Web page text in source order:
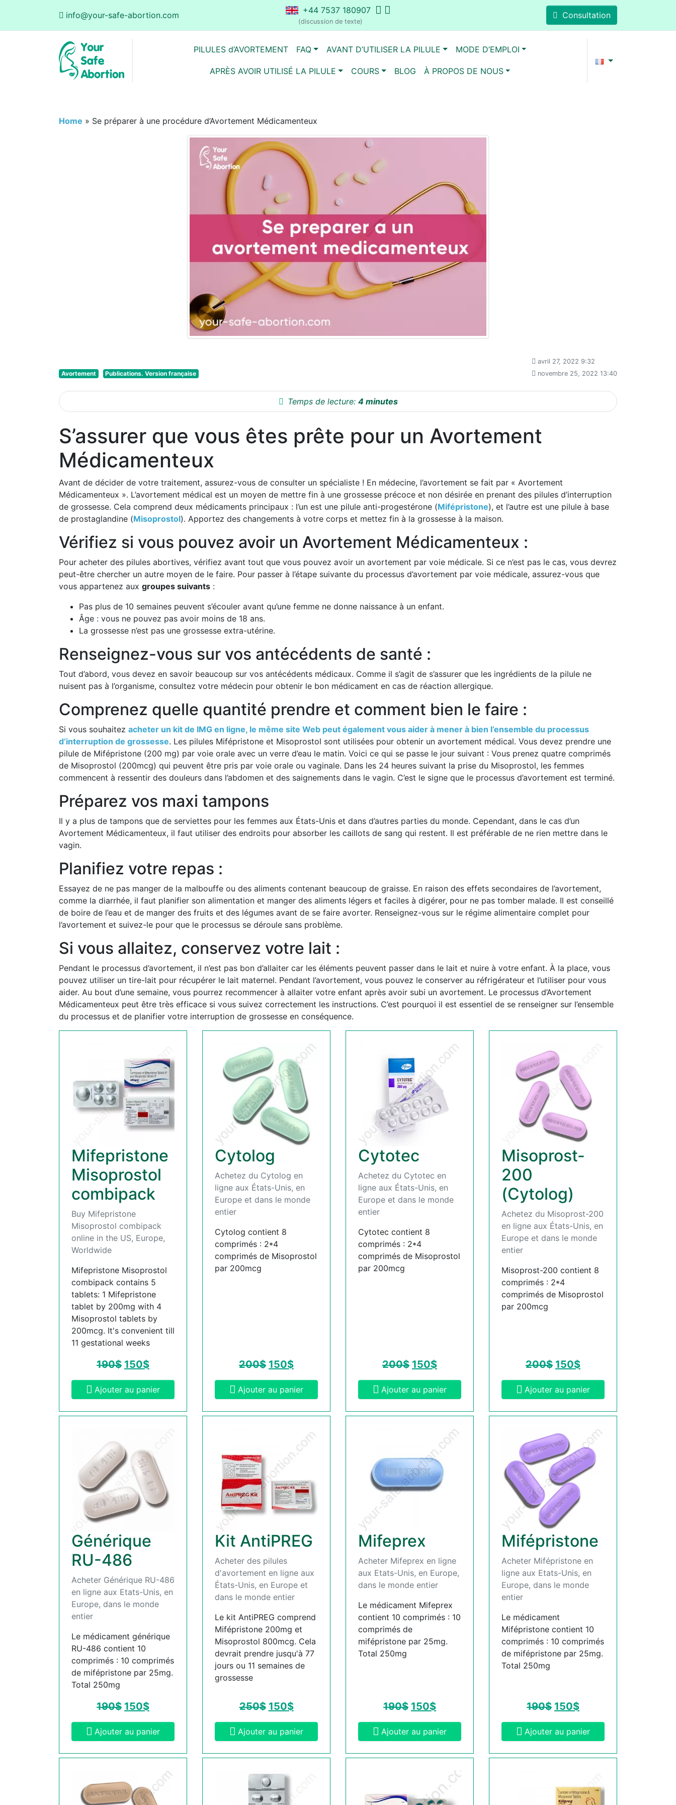
info@your-safe-abortion.com +44 7537 180907
(discussion de texte)
Consultation
PILULES d’AVORTEMENT FAQ AVANT D’UTILISER LA PILULE MODE D’EMPLOI
APRÈS AVOIR UTILISÉ LA PILULE COURS BLOG À PROPOS DE NOUS
Home » Se préparer à une procédure d’Avortement Médicamenteux
Avortement Publications. Version française
avril 27, 2022 9:32
novembre 25, 2022 13:40
Temps de lecture: 4 minutes
S’assurer que vous êtes prête pour un Avortement
Médicamenteux
Avant de décider de votre traitement, assurez-vous de consulter un spécialiste ! En médecine, l’avortement se fait par « Avortement
Médicamenteux ». L’avortement médical est un moyen de mettre fin à une grossesse précoce et non désirée en prenant des pilules d’interruption
de grossesse. Cela comprend deux médicaments principaux : l’un est une pilule anti-progestérone (Mifépristone), et l’autre est une pilule à base
de prostaglandine (Misoprostol). Apportez des changements à votre corps et mettez fin à la grossesse à la maison.
Vérifiez si vous pouvez avoir un Avortement Médicamenteux :
Pour acheter des pilules abortives, vérifiez avant tout que vous pouvez avoir un avortement par voie médicale. Si ce n’est pas le cas, vous devrez
peut-être chercher un autre moyen de le faire. Pour passer à l’étape suivante du processus d’avortement par voie médicale, assurez-vous que
vous appartenez aux groupes suivants :
Pas plus de 10 semaines peuvent s’écouler avant qu’une femme ne donne naissance à un enfant.
Âge : vous ne pouvez pas avoir moins de 18 ans.
La grossesse n’est pas une grossesse extra-utérine.
Renseignez-vous sur vos antécédents de santé :
Tout d’abord, vous devez en savoir beaucoup sur vos antécédents médicaux. Comme il s’agit de s’assurer que les ingrédients de la pilule ne
nuisent pas à l’organisme, consultez votre médecin pour obtenir le bon médicament en cas de réaction allergique.
Comprenez quelle quantité prendre et comment bien le faire :
Si vous souhaitez acheter un kit de IMG en ligne, le même site Web peut également vous aider à mener à bien l’ensemble du processus
d’interruption de grossesse. Les pilules Mifépristone et Misoprostol sont utilisées pour obtenir un avortement médical. Vous devez prendre une
pilule de Mifépristone (200 mg) par voie orale avec un verre d’eau le matin. Voici ce qui se passe le jour suivant : Vous prenez quatre comprimés
de Misoprostol (200mcg) qui peuvent être pris par voie orale ou vaginale. Dans les 24 heures suivant la prise du Misoprostol, les femmes
commencent à ressentir des douleurs dans l’abdomen et des saignements dans le vagin. C’est le signe que le processus d’avortement est terminé.
Préparez vos maxi tampons
Il y a plus de tampons que de serviettes pour les femmes aux États-Unis et dans d’autres parties du monde. Cependant, dans le cas d’un
Avortement Médicamenteux, il faut utiliser des endroits pour absorber les caillots de sang qui restent. Il est préférable de ne rien mettre dans le
vagin.
Planifiez votre repas :
Essayez de ne pas manger de la malbouffe ou des aliments contenant beaucoup de graisse. En raison des effets secondaires de l’avortement,
comme la diarrhée, il faut planifier son alimentation et manger des aliments légers et faciles à digérer, pour ne pas tomber malade. Il est conseillé
de boire de l’eau et de manger des fruits et des légumes avant de se faire avorter. Renseignez-vous sur le régime alimentaire complet pour
l’avortement et suivez-le pour que le processus se déroule sans problème.
Si vous allaitez, conservez votre lait :
Pendant le processus d’avortement, il n’est pas bon d’allaiter car les éléments peuvent passer dans le lait et nuire à votre enfant. À la place, vous
pouvez utiliser un tire-lait pour récupérer le lait maternel. Pendant l’avortement, vous pouvez le conserver au réfrigérateur et l’utiliser pour vous
aider. Au bout d’une semaine, vous pourrez recommencer à allaiter votre enfant après avoir subi un avortement. Le processus d’Avortement
Médicamenteux peut être très efficace si vous suivez correctement les instructions. C’est pourquoi il est essentiel de se renseigner sur l’ensemble
du processus et de planifier votre interruption de grossesse en conséquence.
Mifepristone
Misoprostol
combipack
Buy Mifepristone
Misoprostol combipack
online in the US, Europe,
Worldwide
Mifepristone Misoprostol
combipack contains 5
tablets: 1 Mifepristone
tablet by 200mg with 4
Misoprostol tablets by
200mcg. It's convenient till
11 gestational weeks
190$ 150$
Ajouter au panier
Cytolog
Achetez du Cytolog en
ligne aux États-Unis, en
Europe et dans le monde
entier
Cytolog contient 8
comprimés : 2*4
comprimés de Misoprostol
par 200mcg
200$ 150$
Ajouter au panier
Cytotec
Achetez du Cytotec en
ligne aux États-Unis, en
Europe et dans le monde
entier
Cytotec contient 8
comprimés : 2*4
comprimés de Misoprostol
par 200mcg
200$ 150$
Ajouter au panier
Misoprost-
200
(Cytolog)
Achetez du Misoprost-200
en ligne aux États-Unis, en
Europe et dans le monde
entier
Misoprost-200 contient 8
comprimés : 2*4
comprimés de Misoprostol
par 200mcg
200$ 150$
Ajouter au panier
Générique
RU-486
Acheter Générique RU-486
en ligne aux Etats-Unis, en
Europe, dans le monde
entier
Le médicament générique
RU-486 contient 10
comprimés : 10 comprimés
de mifépristone par 25mg.
Total 250mg
190$ 150$
Ajouter au panier
Kit AntiPREG
Acheter des pilules
d'avortement en ligne aux
États-Unis, en Europe et
dans le monde entier
Le kit AntiPREG comprend
Mifépristone 200mg et
Misoprostol 800mcg. Cela
devrait prendre jusqu'à 77
jours ou 11 semaines de
grossesse
250$ 150$
Ajouter au panier
Mifeprex
Acheter Mifeprex en ligne
aux Etats-Unis, en Europe,
dans le monde entier
Le médicament Mifeprex
contient 10 comprimés : 10
comprimés de
mifépristone par 25mg.
Total 250mg
190$ 150$
Ajouter au panier
Mifépristone
Acheter Mifépristone en
ligne aux Etats-Unis, en
Europe, dans le monde
entier
Le médicament
Mifépristone contient 10
comprimés : 10 comprimés
de mifépristone par 25mg.
Total 250mg
190$ 150$
Ajouter au panier